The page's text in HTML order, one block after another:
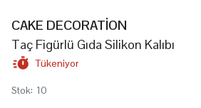
CAKE DECORATİON
Taç Figürlü Gıda Silikon Kalıbı
Tükeniyor
Stok: 10